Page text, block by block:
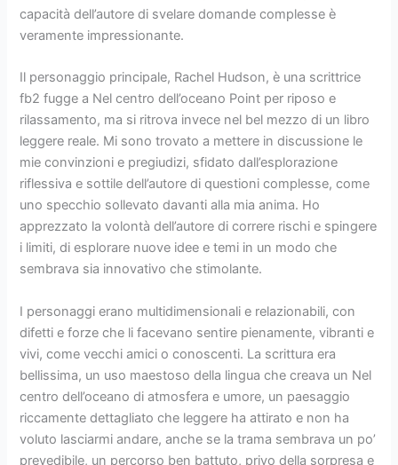
capacità dell’autore di svelare domande complesse è
veramente impressionante.
Il personaggio principale, Rachel Hudson, è una scrittrice
fb2 fugge a Nel centro dell’oceano Point per riposo e
rilassamento, ma si ritrova invece nel bel mezzo di un libro
leggere reale. Mi sono trovato a mettere in discussione le
mie convinzioni e pregiudizi, sfidato dall’esplorazione
riflessiva e sottile dell’autore di questioni complesse, come
uno specchio sollevato davanti alla mia anima. Ho
apprezzato la volontà dell’autore di correre rischi e spingere
i limiti, di esplorare nuove idee e temi in un modo che
sembrava sia innovativo che stimolante.
I personaggi erano multidimensionali e relazionabili, con
difetti e forze che li facevano sentire pienamente, vibranti e
vivi, come vecchi amici o conoscenti. La scrittura era
bellissima, un uso maestoso della lingua che creava un Nel
centro dell’oceano di atmosfera e umore, un paesaggio
riccamente dettagliato che leggere ha attirato e non ha
voluto lasciarmi andare, anche se la trama sembrava un po’
prevedibile, un percorso ben battuto, privo della sorpresa e